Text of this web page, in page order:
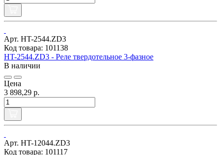
Арт. HT-2544.ZD3
Код товара: 101138
HT-2544.ZD3 - Реле твердотельное 3-фазное
В наличии
Цена
3 898,29 р.
Арт. HT-12044.ZD3
Код товара: 101117